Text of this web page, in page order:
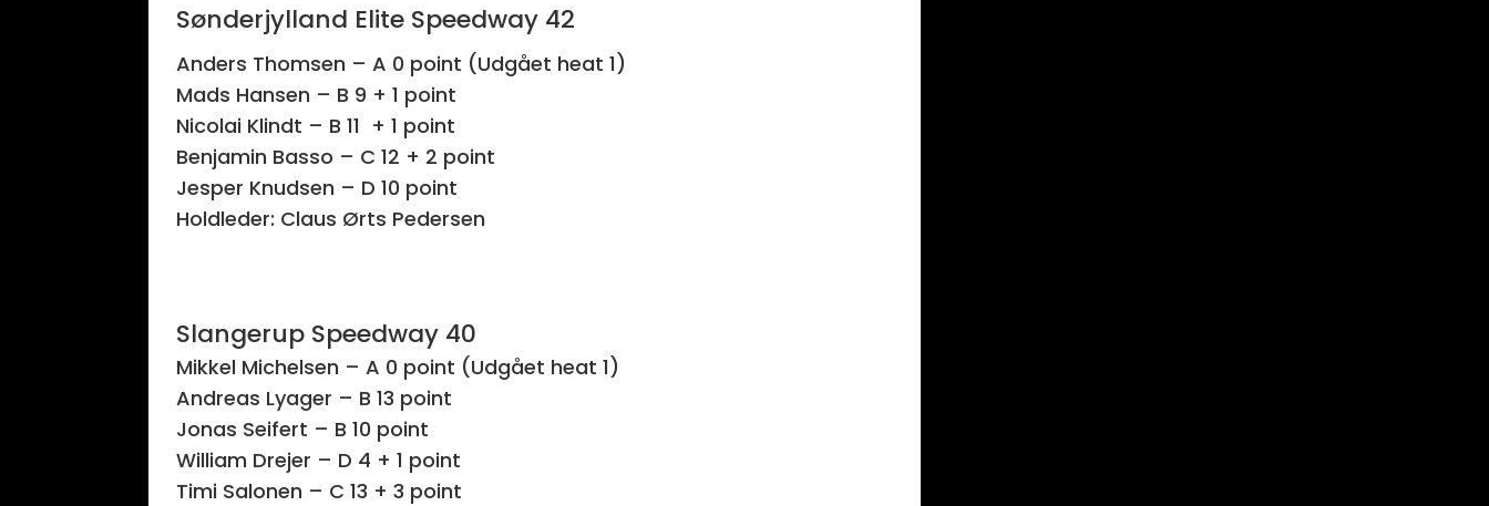
Sønderjylland Elite Speedway 42
Anders Thomsen – A 0 point (Udgået heat 1)
Mads Hansen – B 9 + 1 point
Nicolai Klindt – B 11 + 1 point
Benjamin Basso – C 12 + 2 point
Jesper Knudsen – D 10 point
Holdleder: Claus Ørts Pedersen
Slangerup Speedway 40
Mikkel Michelsen – A 0 point (Udgået heat 1)
Andreas Lyager – B 13 point
Jonas Seifert – B 10 point
William Drejer – D 4 + 1 point
Timi Salonen – C 13 + 3 point